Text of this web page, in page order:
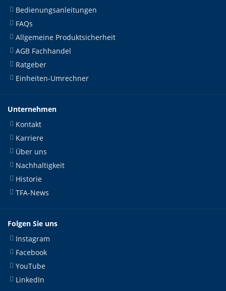
Bedienungsanleitungen
FAQs
Allgemeine Produktsicherheit
AGB Fachhandel
Ratgeber
Einheiten-Umrechner
Unternehmen
Kontakt
Karriere
Über uns
Nachhaltigkeit
Historie
TFA-News
Folgen Sie uns
Instagram
Facebook
YouTube
LinkedIn